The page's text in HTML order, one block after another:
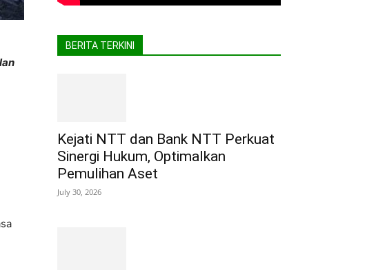
BERITA TERKINI
Kejati NTT dan Bank NTT Perkuat
Sinergi Hukum, Optimalkan
Pemulihan Aset
July 30, 2026